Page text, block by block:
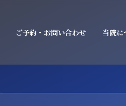
ご予約・お問い合わせ 当院に